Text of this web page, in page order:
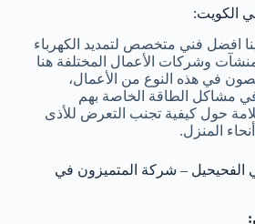
الكويت:
افضل فني متخصص لتمديد الكهرباء
وشركات الأعمال المختلفة هنا
في هذه النوع من الأعمال،
مشاكل الطاقة الخاصة بهم
حول كيفية تجنب التعرض للأذى
المنزل.
الفحيحيل – شركة المتميزون في